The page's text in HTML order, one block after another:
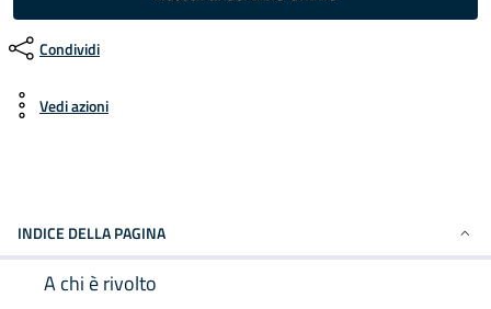
Condividi
Vedi azioni
INDICE DELLA PAGINA
A chi è rivolto